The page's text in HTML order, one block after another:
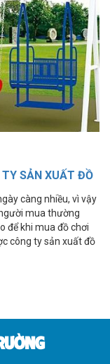
SẢN XUẤT ĐỒ
càng nhiều, vì vậy
mua thường
để khi mua đồ chơi
công ty sản xuất đồ